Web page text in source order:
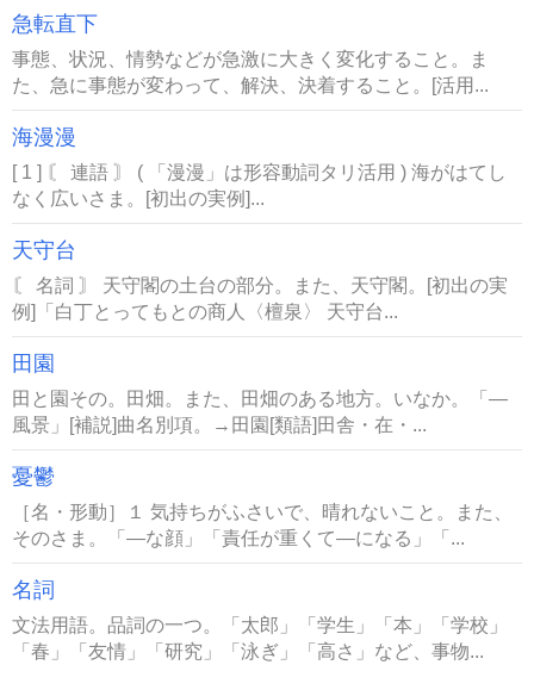
急転直下
事態、状況、情勢などが急激に大きく変化すること。ま
た、急に事態が変わって、解決、決着すること。[活用...
海漫漫
[ 1 ] 〘 連語 〙 ( 「漫漫」は形容動詞タリ活用 ) 海がはてし
なく広いさま。[初出の実例]...
天守台
〘 名詞 〙 天守閣の土台の部分。また、天守閣。[初出の実
例]「白丁とってもとの商人〈檀泉〉 天守台...
田園
田と園その。田畑。また、田畑のある地方。いなか。「―
風景」[補説]曲名別項。→田園[類語]田舎・在・...
憂鬱
［名・形動］１ 気持ちがふさいで、晴れないこと。また、
そのさま。「―な顔」「責任が重くて―になる」「...
名詞
文法用語。品詞の一つ。「太郎」「学生」「本」「学校」
「春」「友情」「研究」「泳ぎ」「高さ」など、事物...